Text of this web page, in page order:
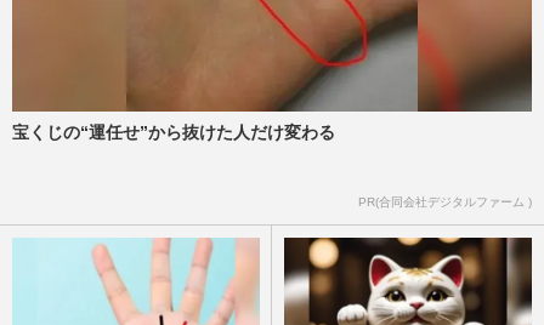
宝くじの“運任せ”から抜けた人だけ変わる
PR(合同会社デジタルファーム )